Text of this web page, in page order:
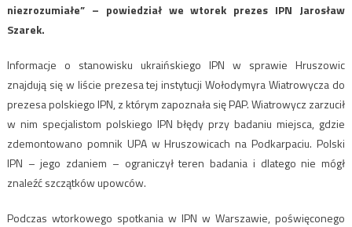
niezrozumiałe” – powiedział we wtorek prezes IPN Jarosław
Szarek.
Informacje o stanowisku ukraińskiego IPN w sprawie Hruszowic
znajdują się w liście prezesa tej instytucji Wołodymyra Wiatrowycza do
prezesa polskiego IPN, z którym zapoznała się PAP. Wiatrowycz zarzucił
w nim specjalistom polskiego IPN błędy przy badaniu miejsca, gdzie
zdemontowano pomnik UPA w Hruszowicach na Podkarpaciu. Polski
IPN – jego zdaniem – ograniczył teren badania i dlatego nie mógł
znaleźć szczątków upowców.
Podczas wtorkowego spotkania w IPN w Warszawie, poświęconego